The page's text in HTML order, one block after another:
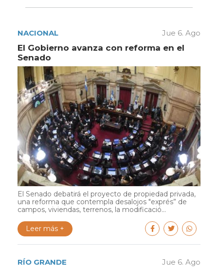
NACIONAL Jue 6. Ago
El Gobierno avanza con reforma en el
Senado
El Senado debatirá el proyecto de propiedad privada,
una reforma que contempla desalojos "exprés” de
campos, viviendas, terrenos, la modificació...
Leer más +
RÍO GRANDE Jue 6. Ago